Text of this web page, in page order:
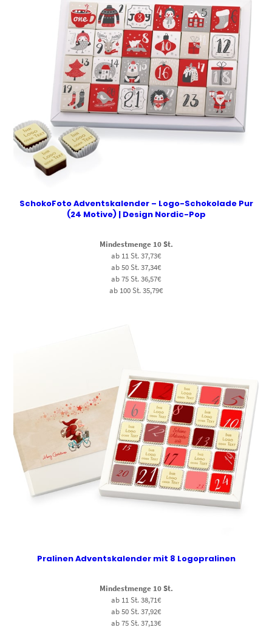
SchokoFoto Adventskalender – Logo-Schokolade Pur
(24 Motive) | Design Nordic-Pop
Mindestmenge 10 St.
ab 11 St. 37,73€
ab 50 St. 37,34€
ab 75 St. 36,57€
ab 100 St. 35,79€
Pralinen Adventskalender mit 8 Logopralinen
Mindestmenge 10 St.
ab 11 St. 38,71€
ab 50 St. 37,92€
ab 75 St. 37,13€